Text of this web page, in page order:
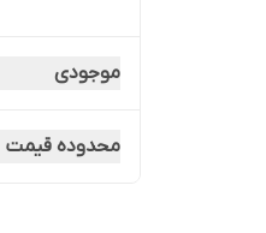
موجودی
محدوده قیمت